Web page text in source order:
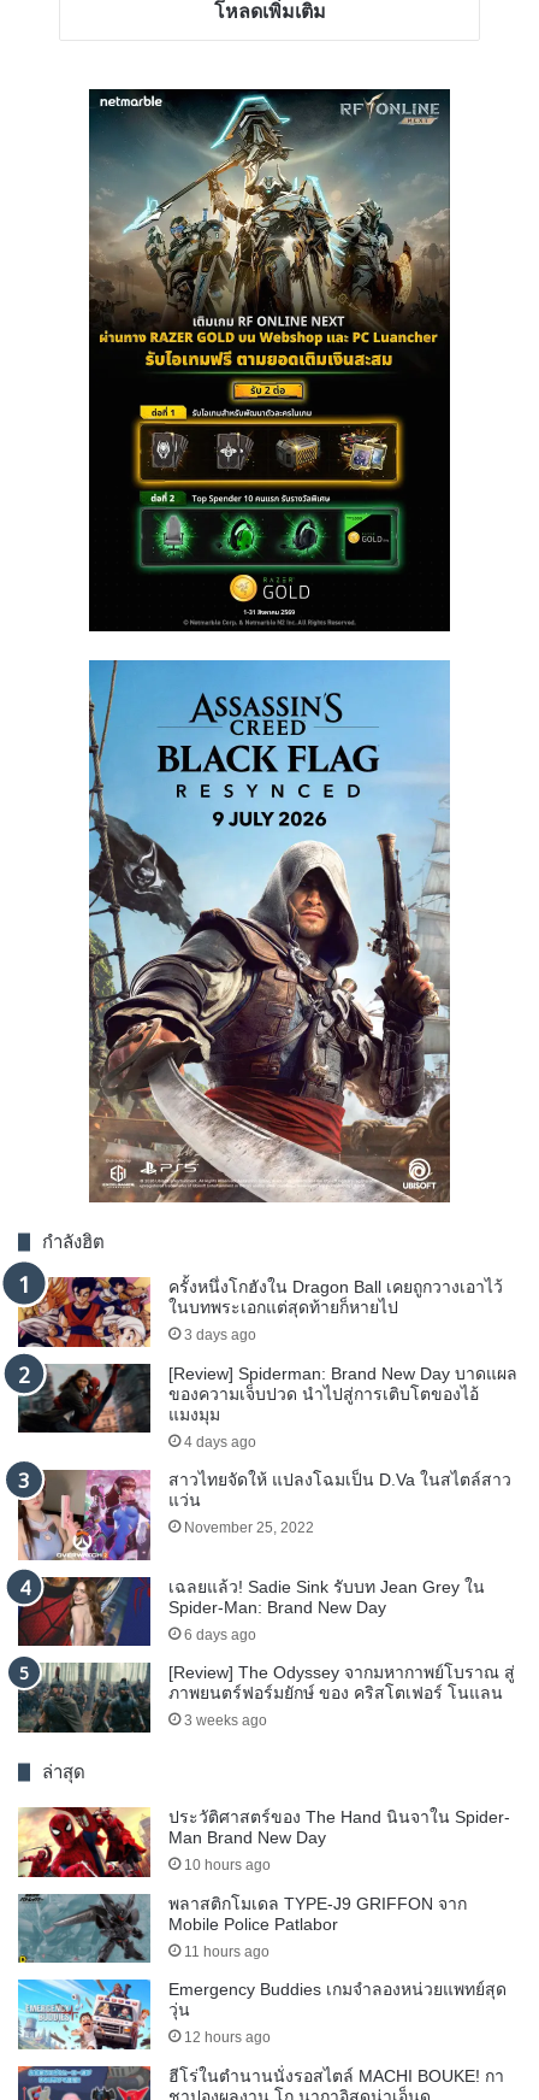
โหลดเพิ่มเติม
กำลังฮิต
ครั้งหนึ่งโกฮังใน Dragon Ball เคยถูกวางเอาไว้
ในบทพระเอกแต่สุดท้ายก็หายไป
3 days ago
[Review] Spiderman: Brand New Day บาดแผล
ของความเจ็บปวด นำไปสู่การเติบโตของไอ้
แมงมุม
4 days ago
สาวไทยจัดให้ แปลงโฉมเป็น D.Va ในสไตล์สาว
แว่น
November 25, 2022
เฉลยแล้ว! Sadie Sink รับบท Jean Grey ใน
Spider-Man: Brand New Day
6 days ago
[Review] The Odyssey จากมหากาพย์โบราณ สู่
ภาพยนตร์ฟอร์มยักษ์ ของ คริสโตเฟอร์ โนแลน
3 weeks ago
ล่าสุด
ประวัติศาสตร์ของ The Hand นินจาใน Spider-
Man Brand New Day
10 hours ago
พลาสติกโมเดล TYPE-J9 GRIFFON จาก
Mobile Police Patlabor
11 hours ago
Emergency Buddies เกมจำลองหน่วยแพทย์สุด
วุ่น
12 hours ago
ฮีโร่ในตำนานนั่งรอสไตล์ MACHI BOUKE! กา